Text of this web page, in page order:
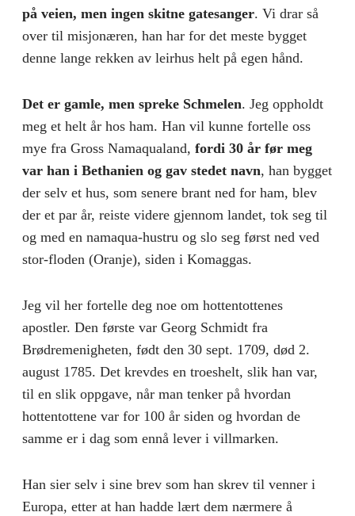
på veien, men ingen skitne gatesanger. Vi drar så
over til misjonæren, han har for det meste bygget
denne lange rekken av leirhus helt på egen hånd.
Det er gamle, men spreke Schmelen. Jeg oppholdt
meg et helt år hos ham. Han vil kunne fortelle oss
mye fra Gross Namaqualand, fordi 30 år før meg
var han i Bethanien og gav stedet navn, han bygget
der selv et hus, som senere brant ned for ham, blev
der et par år, reiste videre gjennom landet, tok seg til
og med en namaqua-hustru og slo seg først ned ved
stor-floden (Oranje), siden i Komaggas.
Jeg vil her fortelle deg noe om hottentottenes
apostler. Den første var Georg Schmidt fra
Brødremenigheten, født den 30 sept. 1709, død 2.
august 1785. Det krevdes en troeshelt, slik han var,
til en slik oppgave, når man tenker på hvordan
hottentottene var for 100 år siden og hvordan de
samme er i dag som ennå lever i villmarken.
Han sier selv i sine brev som han skrev til venner i
Europa, etter at han hadde lært dem nærmere å